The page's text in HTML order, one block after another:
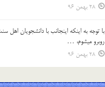
28 بهمن 96
با توجه به اينكه اينجانب با دانشجويان اهل
روبرو مي‎شوم، …
28 بهمن 96